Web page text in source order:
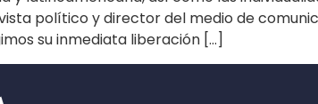
político y director del medio de
su inmediata liberación […]